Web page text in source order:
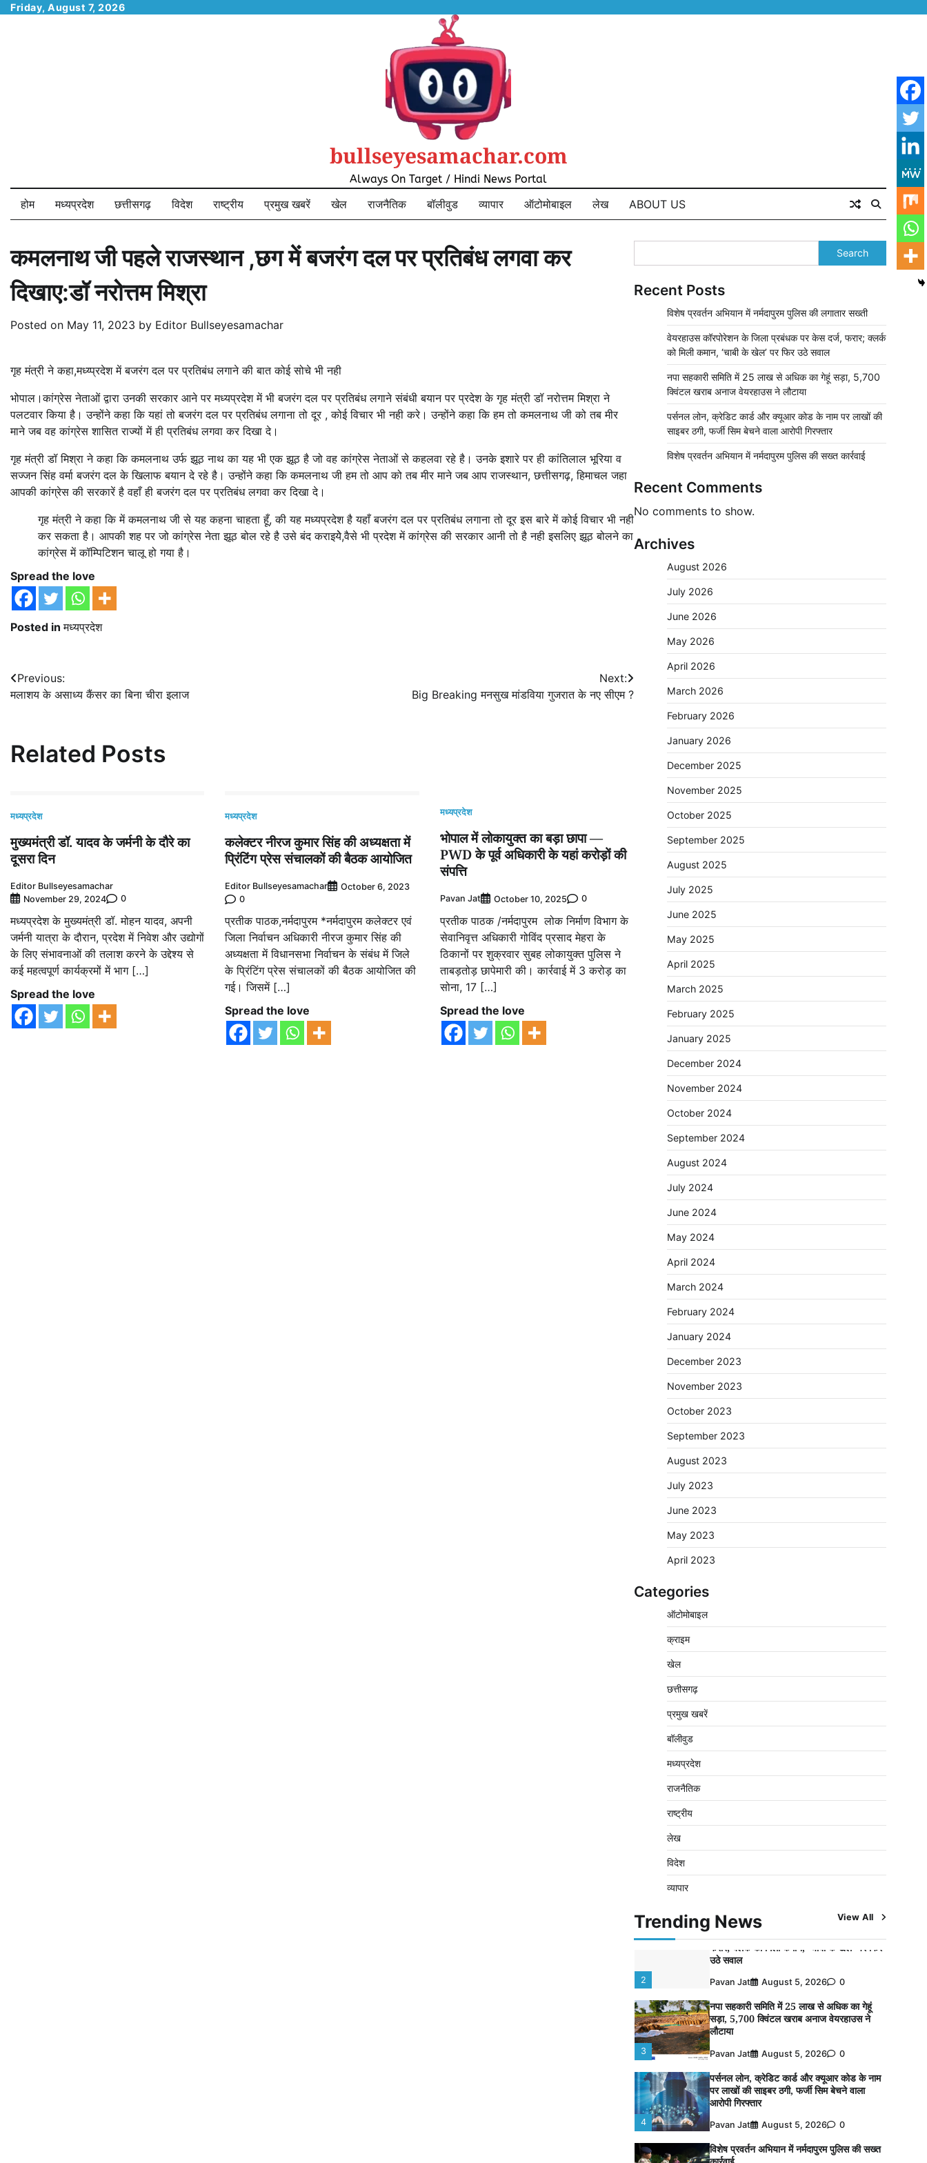
SkipFriday, August 7, 2026
bullseyesamachar.com
Always On Target / Hindi News Portal
होम मध्यप्रदेश छत्तीसगढ़ विदेश राष्ट्रीय प्रमुख खबरें खेल राजनैतिक बॉलीवुड व्यापार ऑटोमोबाइल लेख ABOUT US
कमलनाथ जी पहले राजस्थान ,छग में बजरंग दल पर प्रतिबंध लगवा कर
दिखाए:डॉ नरोत्तम मिश्रा
Posted on May 11, 2023 by Editor Bullseyesamachar
गृह मंत्री ने कहा,मध्य्प्रदेश में बजरंग दल पर प्रतिबंध लगाने की बात कोई सोचे भी नही
भोपाल।कांग्रेस नेताओं द्वारा उनकी सरकार आने पर मध्यप्रदेश में भी बजरंग दल पर प्रतिबंध लगाने संबंधी बयान पर प्रदेश के गृह मंत्री डॉ नरोत्तम मिश्रा ने
पलटवार किया है। उन्होंने कहा कि यहां तो बजरंग दल पर प्रतिबंध लगाना तो दूर , कोई विचार भी नही करे। उन्होंने कहा कि हम तो कमलनाथ जी को तब मीर
माने जब वह कांग्रेस शासित राज्यों में ही प्रतिबंध लगवा कर दिखा दे।
गृह मंत्री डॉ मिश्रा ने कहा कि कमलनाथ उर्फ झूठ नाथ का यह भी एक झूठ है जो वह कांग्रेस नेताओं से कहलवा रहे है। उनके इशारे पर ही कांतिलाल भूरिया व
सज्जन सिंह वर्मा बजरंग दल के खिलाफ बयान दे रहे है। उन्होंने कहा कि कमलनाथ जी हम तो आप को तब मीर माने जब आप राजस्थान, छत्तीसगढ़, हिमाचल जहा
आपकी कांग्रेस की सरकारें है वहाँ ही बजरंग दल पर प्रतिबंध लगवा कर दिखा दे।
गृह मंत्री ने कहा कि में कमलनाथ जी से यह कहना चाहता हूँ, की यह मध्यप्रदेश है यहाँ बजरंग दल पर प्रतिबंध लगाना तो दूर इस बारे में कोई विचार भी नही
कर सकता है। आपकी शह पर जो कांग्रेस नेता झूठ बोल रहे है उसे बंद कराइयेे,वैसे भी प्रदेश में कांग्रेस की सरकार आनी तो है नही इसलिए झूठ बोलने का
कांग्रेस में कॉम्पिटिशन चालू हो गया है।
Spread the love
Posted inमध्यप्रदेश
Post
navigation
Previous:
मलाशय के असाध्य कैंसर का बिना चीरा इलाज
Next:
Big Breaking मनसुख मांडविया गुजरात के नए सीएम ?
Related Posts
मध्यप्रदेश
मुख्यमंत्री डॉ. यादव के जर्मनी के दौरे का
दूसरा दिन
Editor Bullseyesamachar
November 29, 2024
0
मध्यप्रदेश के मुख्यमंत्री डॉ. मोहन यादव, अपनी
जर्मनी यात्रा के दौरान, प्रदेश में निवेश और उद्योगों
के लिए संभावनाओं की तलाश करने के उद्देश्य से
कई महत्वपूर्ण कार्यक्रमों में भाग […]
Spread the love
मध्यप्रदेश
कलेक्टर नीरज कुमार सिंह की अध्यक्षता में
प्रिंटिंग प्रेस संचालकों की बैठक आयोजित
Editor Bullseyesamachar
October 6, 2023
0
प्रतीक पाठक,नर्मदापुरम *नर्मदापुरम कलेक्टर एवं
जिला निर्वाचन अधिकारी नीरज कुमार सिंह की
अध्यक्षता में विधानसभा निर्वाचन के संबंध में जिले
के प्रिंटिंग प्रेस संचालकों की बैठक आयोजित की
गई। जिसमें […]
Spread the love
मध्यप्रदेश
भोपाल में लोकायुक्त का बड़ा छापा —
PWD के पूर्व अधिकारी के यहां करोड़ों की
संपत्ति
Pavan Jat October 10, 2025 0
प्रतीक पाठक /नर्मदापुरम लोक निर्माण विभाग के
सेवानिवृत्त अधिकारी गोविंद प्रसाद मेहरा के
ठिकानों पर शुक्रवार सुबह लोकायुक्त पुलिस ने
ताबड़तोड़ छापेमारी की। कार्रवाई में 3 करोड़ का
सोना, 17 […]
Spread the love
Search
Recent Posts
विशेष प्रवर्तन अभियान में नर्मदापुरम पुलिस की लगातार सख्ती
वेयरहाउस कॉरपोरेशन के जिला प्रबंधक पर केस दर्ज, फरार; क्लर्क
को मिली कमान, ‘चाबी के खेल’ पर फिर उठे सवाल
नपा सहकारी समिति में 25 लाख से अधिक का गेहूं सड़ा, 5,700
क्विंटल खराब अनाज वेयरहाउस ने लौटाया
पर्सनल लोन, क्रेडिट कार्ड और क्यूआर कोड के नाम पर लाखों की
साइबर ठगी, फर्जी सिम बेचने वाला आरोपी गिरफ्तार
विशेष प्रवर्तन अभियान में नर्मदापुरम पुलिस की सख्त कार्रवाई
Recent Comments
No comments to show.
Archives
August 2026
July 2026
June 2026
May 2026
April 2026
March 2026
February 2026
January 2026
December 2025
November 2025
October 2025
September 2025
August 2025
July 2025
June 2025
May 2025
April 2025
March 2025
February 2025
January 2025
December 2024
November 2024
October 2024
September 2024
August 2024
July 2024
June 2024
May 2024
April 2024
March 2024
February 2024
January 2024
December 2023
November 2023
October 2023
September 2023
August 2023
July 2023
June 2023
May 2023
April 2023
Categories
ऑटोमोबाइल
क्राइम
खेल
छत्तीसगढ़
प्रमुख खबरें
बॉलीवुड
मध्यप्रदेश
राजनैतिक
राष्ट्रीय
लेख
विदेश
व्यापार
Trending News View All
उठे सवाल
Pavan Jat August 5, 2026 0
नपा सहकारी समिति में 25 लाख से अधिक का गेहूं
लौटाया
कार्रवाई
Pavan Jat August 5, 2026 0
विशेष प्रवर्तन अभियान में नर्मदापुरम पुलिस की
0
2
फरार; क्लर्क को मिली कमान, ‘चाबी के खेल’ पर फिर
उठे सवाल
Pavan Jat August 5, 2026 0
3
नपा सहकारी समिति में 25 लाख से अधिक का गेहूं
सड़ा, 5,700 क्विंटल खराब अनाज वेयरहाउस ने
लौटाया
Pavan Jat August 5, 2026 0
4
पर्सनल लोन, क्रेडिट कार्ड और क्यूआर कोड के नाम
पर लाखों की साइबर ठगी, फर्जी सिम बेचने वाला
आरोपी गिरफ्तार
Pavan Jat August 5, 2026 0
विशेष प्रवर्तन अभियान में नर्मदापुरम पुलिस की सख्त